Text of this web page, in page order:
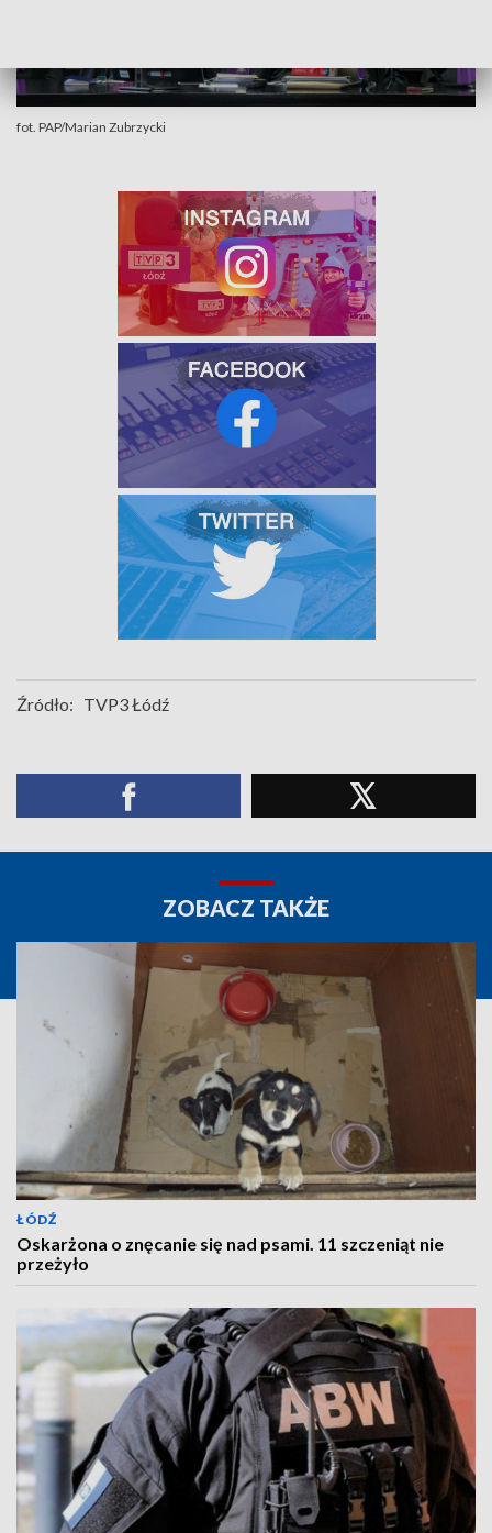
fot. PAP/Marian Zubrzycki
Źródło: TVP3 Łódź
ZOBACZ TAKŻE
ŁÓDŹ
Oskarżona o znęcanie się nad psami. 11 szczeniąt nie
przeżyło